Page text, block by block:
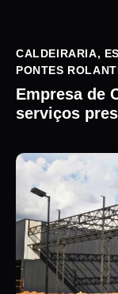
CALDEIRARIA,
PONTES
Empresa de
serviços